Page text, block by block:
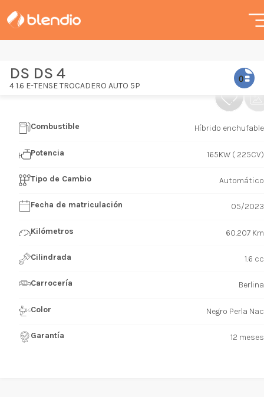
DS DS 4
4 1.6 E-TENSE TROCADERO AUTO 5P
Combustible Híbrido enchufable
Potencia 165KW ( 225CV)
Tipo de Cambio Automático
Fecha de matriculación 05/2023
Kilómetros 60.207 Km
Cilindrada 1.6 cc
Carrocería Berlina
Color Negro Perla Nac
Garantía 12 meses